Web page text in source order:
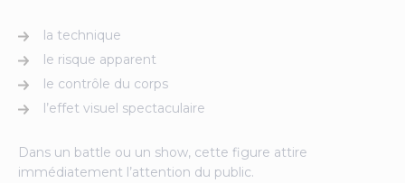
la technique
le risque apparent
le contrôle du corps
l’effet visuel spectaculaire
Dans un battle ou un show, cette figure attire
immédiatement l’attention du public.